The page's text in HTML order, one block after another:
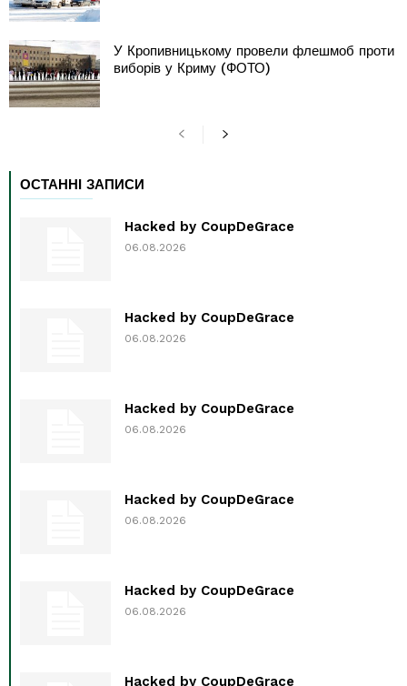
У Кропивницькому провели флешмоб проти
виборів у Криму (ФОТО)
ОСТАННІ ЗАПИСИ
Hacked by CoupDeGrace
06.08.2026
Hacked by CoupDeGrace
06.08.2026
Hacked by CoupDeGrace
06.08.2026
Hacked by CoupDeGrace
06.08.2026
Hacked by CoupDeGrace
06.08.2026
Hacked by CoupDeGrace